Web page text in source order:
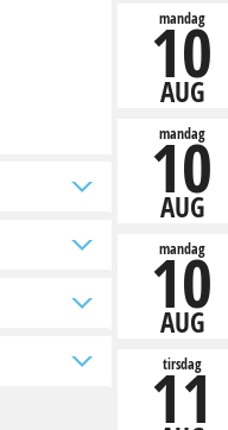
mandag
10
AUG
mandag
10
AUG
mandag
10
AUG
tirsdag
11